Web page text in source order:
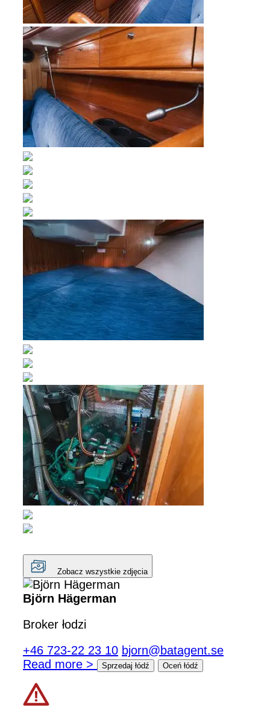
Zobacz wszystkie zdjęcia
Björn Hägerman
Broker łodzi
+46 723-22 23 10 bjorn@batagent.se
Read more >
Sprzedaj łódź Oceń łódź